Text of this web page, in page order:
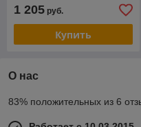
1 205 руб.
Купить
О нас
83% положительных из 6